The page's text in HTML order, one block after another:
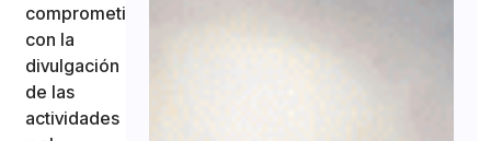
comprometidos
con la
divulgación
de las
actividades